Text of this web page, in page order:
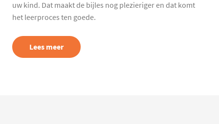
uw kind. Dat maakt de bijles nog plezieriger en dat komt
het leerproces ten goede.
Lees meer